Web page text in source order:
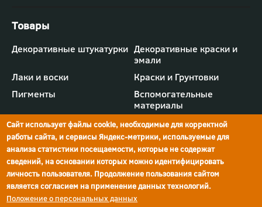
г.Ростов-на-Дону,
ул.Мечникова, д.134
просп. Шолохова, 211/4,
Ростов-на-Дону
Футер
-
меню
"Товары"
Декоративные штукатурки Декоративные краски и
эмали
Лаки и воски
Краски и Грунтовки
Пигменты
Вспомогательные
материалы
Политика конфиденциальности
Реквизиты компании
Сайт использует файлы cookie, необходимые для корректной
работы сайта, и сервисы Яндекс-метрики, используемые для
анализа статистики посещаемости, которые не содержат
сведений, на основании которых можно идентифицировать
личность пользователя. Продолжение пользования сайтом
является согласием на применение данных технологий.
Положение о персональных данных